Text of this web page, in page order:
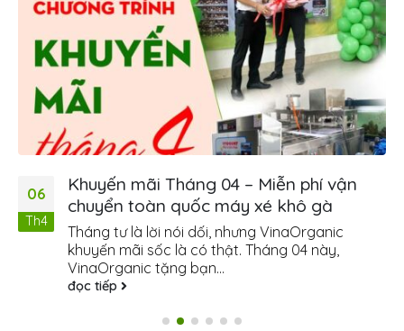
06
Th4
Khuyến mãi Tháng 04 – Miễn phí vận
chuyển toàn quốc máy xé khô gà
Tháng tư là lời nói dối, nhưng VinaOrganic
khuyến mãi sốc là có thật. Tháng 04 này,
VinaOrganic tặng bạn...
đọc tiếp